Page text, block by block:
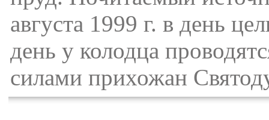
августа 1999 г. в день
день у колодца
силами прихожан